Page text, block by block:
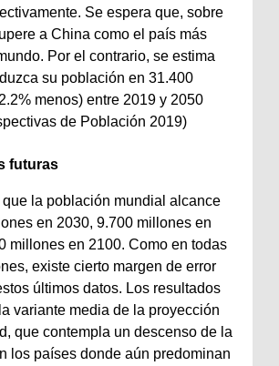
Se espera que, sobre
a China como el país más
Por el contrario, se estima
su población en 31.400
menos) entre 2019 y 2050
de Población 2019)
futuras
que la población mundial alcance
en 2030, 9.700 millones en
millones en 2100. Como en todas
existe cierto margen de error
últimos datos. Los resultados
variante media de la proyección
que contempla un descenso de la
los países donde aún predominan